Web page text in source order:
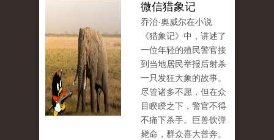
微信猎象记
乔治·奥威尔在小说
《猎象记》中，讲述了
一位年轻的殖民警官接
到当地居民举报后射杀
一只发狂大象的故事。
尽管诸多不愿，但在众
目睽睽之下，警官不得
不痛下杀手。巨兽饮弹
毙命，群众喜大普奔。